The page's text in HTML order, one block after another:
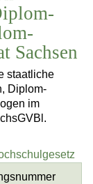
Sachsen
staatliche
Diplom-
im